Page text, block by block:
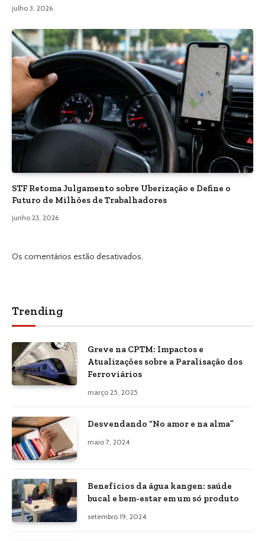
julho 3, 2026
STF Retoma Julgamento sobre Uberização e Define o
Futuro de Milhões de Trabalhadores
junho 23, 2026
Os comentários estão desativados.
Trending
Greve na CPTM: Impactos e
Atualizações sobre a Paralisação dos
Ferroviários
março 25, 2025
Desvendando “No amor e na alma”
maio 7, 2024
Benefícios da água kangen: saúde
bucal e bem-estar em um só produto
setembro 19, 2024